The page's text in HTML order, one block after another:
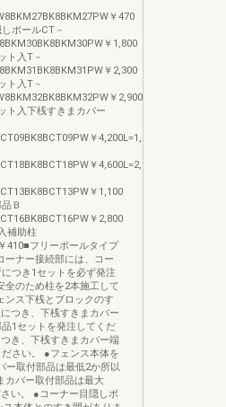
￥470
ポールCT－
￥1,800
ト入T－
￥2,300
ト入T－
￥2,900
ト入下桟すきまカバー
￥4,200L=1,997mm、
￥4,600L=2,200mm、
￥1,100
Ｂ
￥2,800
補助柱
410■フリーポールタイプ
ーナー接続部には、コー
つき1セットを必ず発注
全のため柱を2本施工して
ンス下桟とブロックのす
つき、下桟すきまカバー
1セットを発注してくだ
き、下桟すきまカバー端
さい。 ●フェンス本体を
ー取付部品は最低2か所以
カバー取付部品は最大
い。 ●コーナー目隠しポ